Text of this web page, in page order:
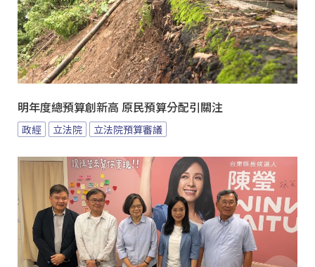
明年度總預算創新高 原民預算分配引關注
政經 立法院 立法院預算審議